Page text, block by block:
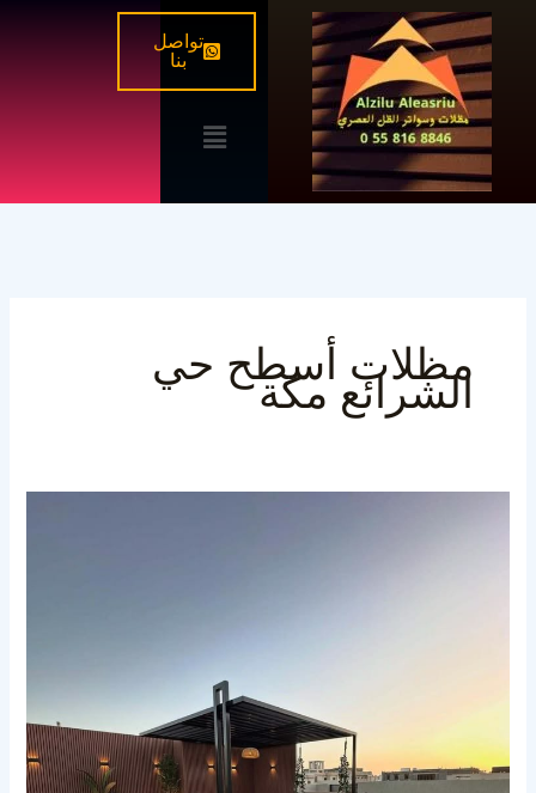
تخطي
المحتوى
تواصل
بنا
القائمة
مظلات أسطح حي
الشرائع مكة